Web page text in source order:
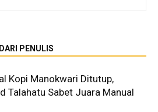
DARI PENULIS
Kopi Manokwari Ditutup,
Talahatu Sabet Juara Manual